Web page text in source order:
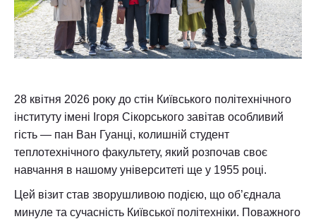
28 квітня 2026 року до стін Київського політехнічного
інституту імені Ігоря Сікорського завітав особливий
гість — пан Ван Гуанці, колишній студент
теплотехнічного факультету, який розпочав своє
навчання в нашому університеті ще у 1955 році.
Цей візит став зворушливою подією, що об’єднала
минуле та сучасність Київської політехніки. Поважного